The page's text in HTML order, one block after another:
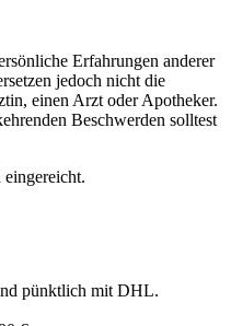
Erfahrungen anderer
jedoch nicht die
einen Arzt oder Apotheker.
Beschwerden solltest
pünktlich mit DHL.